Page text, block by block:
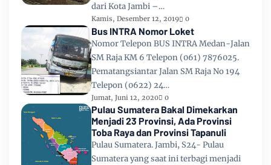
dari Kota Jambi –…
Kamis, Desember 12, 2019 0
Bus INTRA Nomor Loket
Nomor Telepon BUS INTRA Medan-Jalan
SM Raja KM 6 Telepon (061) 7876025.
Pematangsiantar Jalan SM Raja No 194
Telepon (0622) 24…
Jumat, Juni 12, 2020 0
Pulau Sumatera Bakal Dimekarkan
Menjadi 23 Provinsi, Ada Provinsi
Toba Raya dan Provinsi Tapanuli
Pulau Sumatera. Jambi, S24- Pulau
Sumatera yang saat ini terbagi menjadi